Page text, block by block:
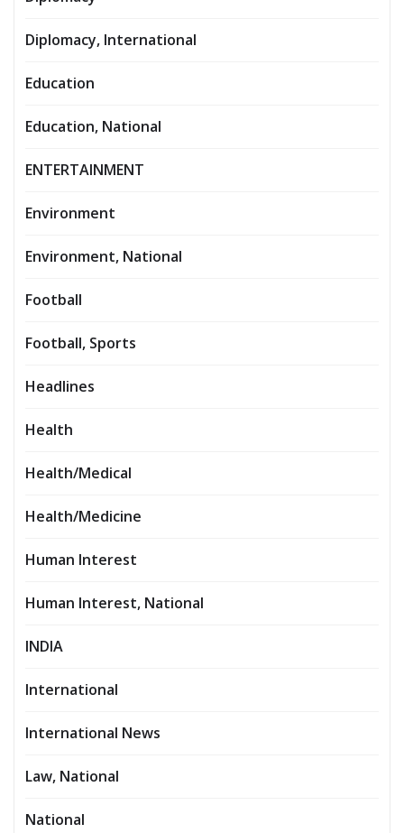
Diplomacy, International
Education
Education, National
ENTERTAINMENT
Environment
Environment, National
Football
Football, Sports
Headlines
Health
Health/Medical
Health/Medicine
Human Interest
Human Interest, National
INDIA
International
International News
Law, National
National